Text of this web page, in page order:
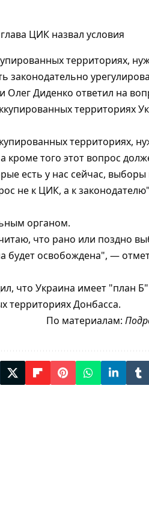
территориях,
законодательно
Олег Диденко ответил на
территориях
территориях,
кроме того этот вопрос
есть у нас сейчас, выборы
не к ЦИК, а к
органом.
что рано или поздно
будет освобождена", —
что Украина имеет "план
территориях Донбасса.
По материалам: